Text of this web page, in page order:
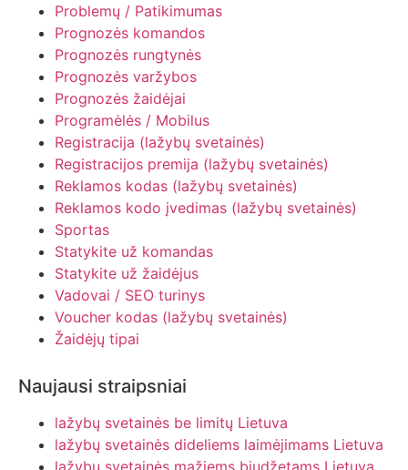
Problemų / Patikimumas
Prognozės komandos
Prognozės rungtynės
Prognozės varžybos
Prognozės žaidėjai
Programėlės / Mobilus
Registracija (lažybų svetainės)
Registracijos premija (lažybų svetainės)
Reklamos kodas (lažybų svetainės)
Reklamos kodo įvedimas (lažybų svetainės)
Sportas
Statykite už komandas
Statykite už žaidėjus
Vadovai / SEO turinys
Voucher kodas (lažybų svetainės)
Žaidėjų tipai
Naujausi straipsniai
lažybų svetainės be limitų Lietuva
lažybų svetainės dideliems laimėjimams Lietuva
lažybų svetainės mažiems biudžetams Lietuva